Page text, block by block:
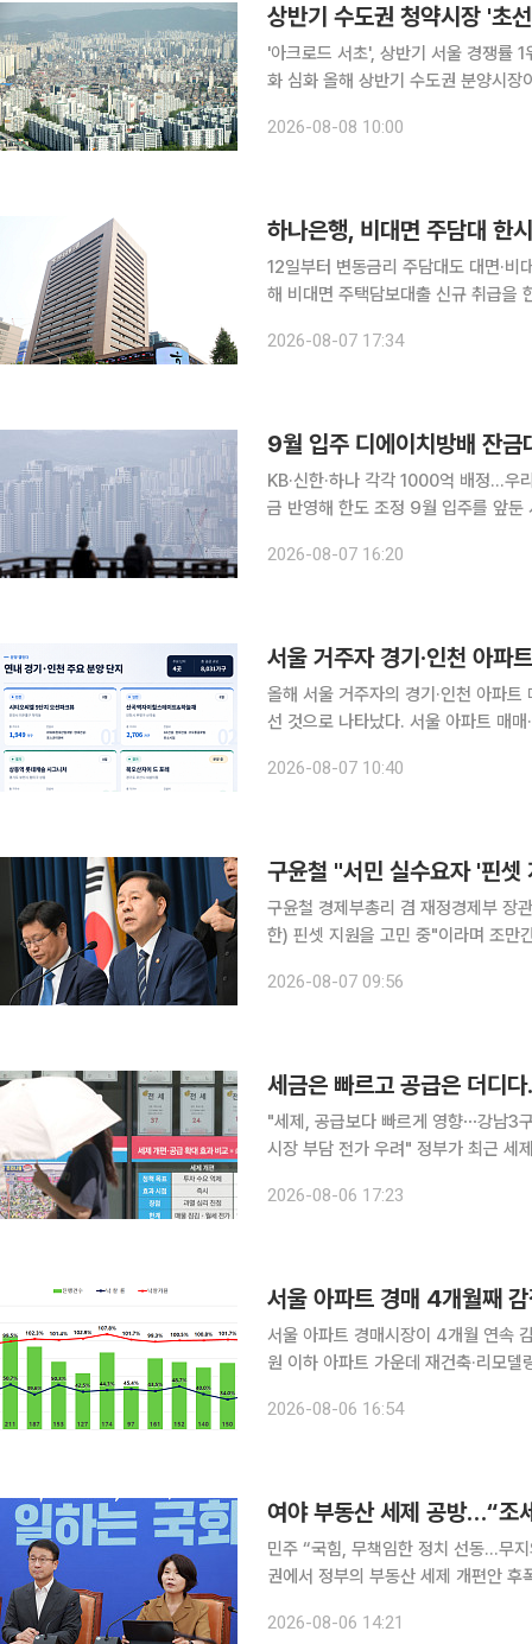
상반기 수도권 청약시장 '초
'아크로드 서초', 상반기 서울 경쟁률
화 심화 올해 상반기 수도권 분양시장이 지역 내 최상급지와 분양가상한제(분상제) 적용 단지 중심
트' 선호를 넘어 거주 가치와 자산 가
2026-08-08 10:00
하나은행, 비대면 주담대 한
12일부터 변동금리 주담대도 대면·비대면 신규 취급 한시
해 비대면 주택담보대출 신규 취급을
2026-08-07 17:34
9월 입주 디에이치방배 잔
KB·신한·하나 각각 1000억 배정…우
금 반영해 한도 조정 9월 입주를 앞둔 서울 서초구 ‘디에이치방배’에 주요 은행들이 3000억원 규모
늘어날 전망이다. 7일 금융
2026-08-07 16:20
서울 거주자 경기·인천 아파
올해 서울 거주자의 경기·인천 아파
선 것으로 나타났다. 서울 아파트 매
현황’에 따르면 올해 1~5월 경기 아
2026-08-07 10:40
구윤철 "서민 실수요자 '핀
구윤철 경제부총리 겸 재정경제부 장
한) 핀셋 지원을 고민 중"이라며 조만간 대책을 내
다는 주장이 나온다'는 지적에 대해 "
2026-08-07 09:56
세금은 빠르고 공급은 더디
"세제, 공급보다 빠르게 영향⋯강남3
시장 부담 전가 우려" 정부가 최근 세제 개편안을 내놓으면서 집값 안정 효과를 둘러싼 논쟁이 이어
과가 나타나기까지 상당한 시간이 걸
2026-08-06 17:23
서울 아파트 경매 4개월째
서울 아파트 경매시장이 4개월 연속
원 이하 아파트 가운데 재건축·리모
수준을 기록했다. 6일 경·
2026-08-06 16:54
여야 부동산 세제 공방…“조
민주 “국힘, 무책임한 정치 선동…무지
권에서 정부의 부동산 세제 개편안
한정애 민주당 정책위의장은 6일 국
2026-08-06 14:21